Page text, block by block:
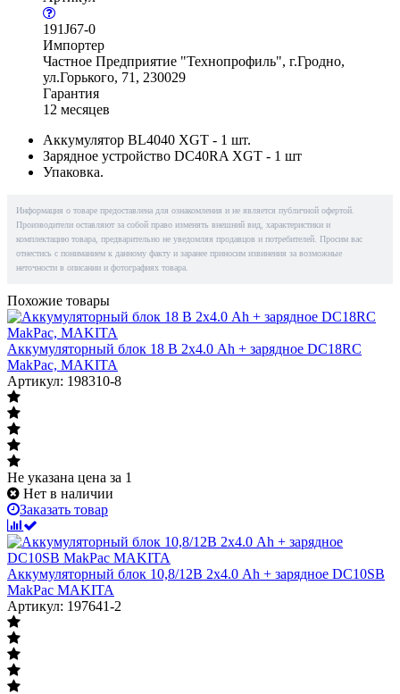
191J67-0
Импортер
Частное Предприятие "Технопрофиль", г.Гродно,
ул.Горького, 71, 230029
Гарантия
12 месяцев
Аккумулятор BL4040 XGT - 1 шт.
Зарядное устройство DC40RA XGT - 1 шт
Упаковка.
Информация о товаре предоставлена для ознакомления и не является публичной офертой.
Производители оставляют за собой право изменять внешний вид, характеристики и
комплектацию товара, предварительно не уведомляя продавцов и потребителей. Просим вас
отнестись с пониманием к данному факту и заранее приносим извинения за возможные
неточности в описании и фотографиях товара.
Похожие товары
Аккумуляторный блок 18 В 2х4.0 Ah + зарядное DC18RC
MakPac, MAKITA
Артикул: 198310-8
Не указана цена за 1
Нет в наличии
Заказать товар
Аккумуляторный блок 10,8/12В 2х4.0 Ah + зарядное DC10SB
MakPac MAKITA
Артикул: 197641-2